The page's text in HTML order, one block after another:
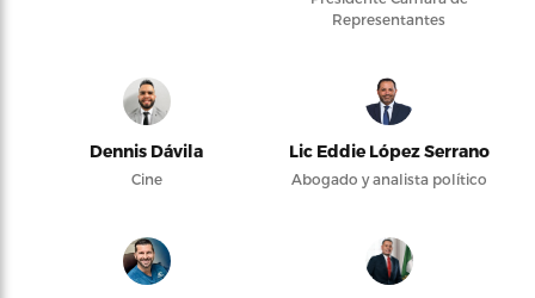
Representantes
Dennis Dávila
Cine
Lic Eddie López Serrano
Abogado y analista político